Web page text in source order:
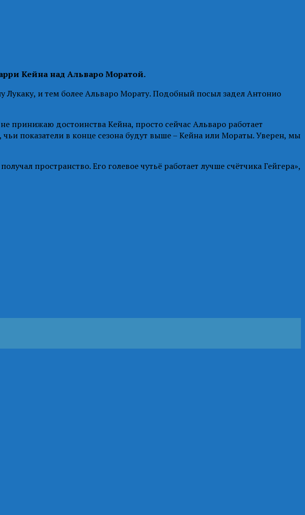
Кейна над Альваро Моратой.
и тем более Альваро Морату. Подобный посыл задел Антонио
принижаю достоинства Кейна, просто сейчас Альваро работает
показатели в конце сезона будут выше – Кейна или Мораты. Уверен, мы
пространство. Его голевое чутьё работает лучше счётчика Гейгера»,